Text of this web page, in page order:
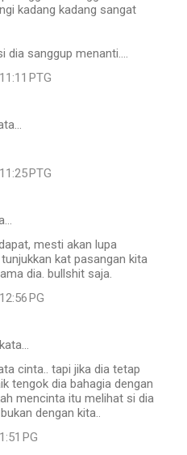
kadang kadang sangat
dia sanggup menanti....
PTG
PTG
mesti akan lupa
kat pasangan kita
dia. bullshit saja.
PG
cinta.. tapi jika dia tetap
tengok dia bahagia dengan
mencinta itu melihat si dia
dengan kita..
PG